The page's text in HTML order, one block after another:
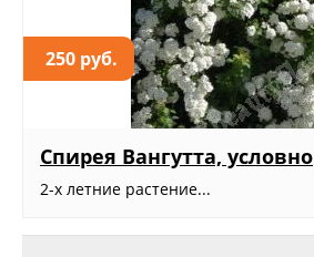
250 руб.
Спирея Вангутта, условно
2-х летние растение...